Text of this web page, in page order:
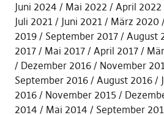
Juni 2024 Mai 2022 April 2022
Juli 2021
Juni 2021 März 2020
2019
September 2017 August
2017
Mai 2017 April 2017
Dezember 2016
November
September 2016
August 2016
2016
November 2015
2014
Mai 2014 September